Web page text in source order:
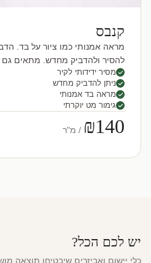
קנבס
מראה אמנותי כמו ציור על בד.
להסיר ולהדביק מחדש. מתאים גם
מסיר ידידותי לקיר
ניתן להדביק מחדש
מראה בד אמנותי
גימור מט יוקרתי
₪140 / מ"ר
יש לכם הכל?
כלי יישום ואביזרים שיבטיחו תוצאה